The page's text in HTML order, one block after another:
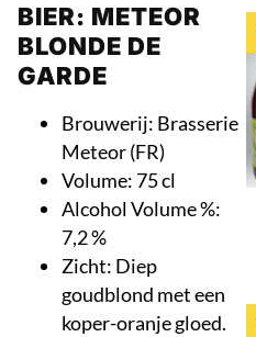
BIER: METEOR
BLONDE DE
GARDE
Brouwerij: Brasserie
Meteor (FR)
Volume: 75 cl
Alcohol Volume %:
7,2 %
Zicht: Diep
goudblond met een
koper-oranje gloed.